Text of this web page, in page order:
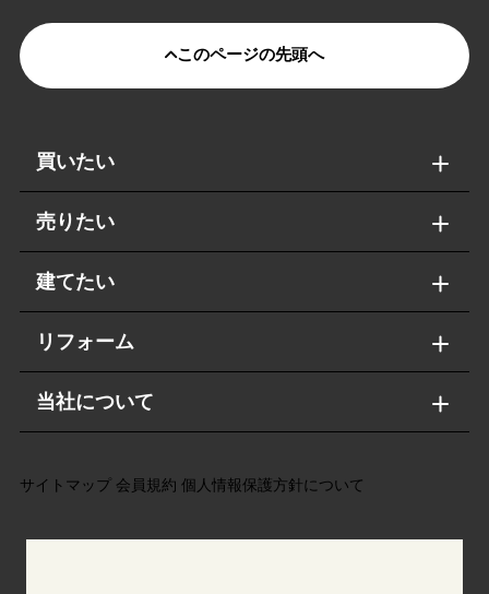
このページの先頭へ
買いたい
売りたい
建てたい
リフォーム
当社について
サイトマップ 会員規約 個人情報保護方針について